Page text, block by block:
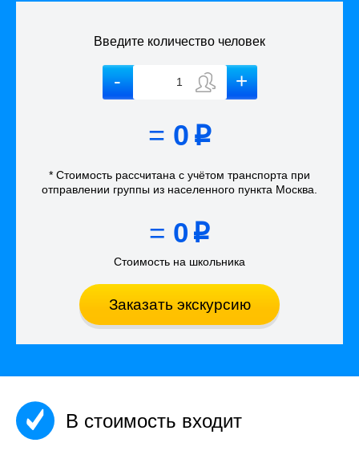
Введите количество человек
= 0 p
* Стоимость рассчитана с учётом транспорта при
отправлении группы из населенного пункта Москва
= 0 p
Стоимость на школьника
Заказать экскурсию
В стоимость входит